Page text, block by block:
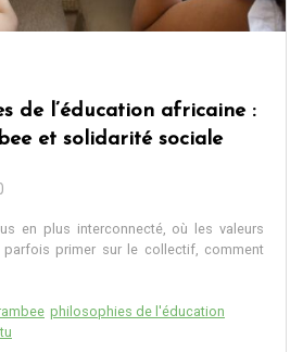
de l’éducation africaine :
et solidarité sociale
en plus interconnecté, où les valeurs
parfois primer sur le collectif, comment
philosophies de l'éducation